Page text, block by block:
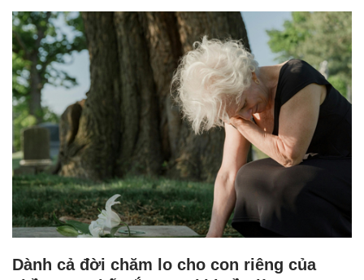
Dành cả đời chăm lo cho con riêng của